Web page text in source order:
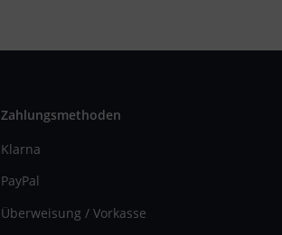
Zahlungsmethoden
Klarna
PayPal
Überweisung / Vorkasse